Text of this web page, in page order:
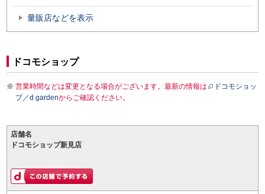
量販店などを表示
ドコモショップ
営業時間などは変更となる場合がございます。最新の情報は
ドコモショッ
プ／d gardenからご確認ください。
店舗名
ドコモショップ新見店